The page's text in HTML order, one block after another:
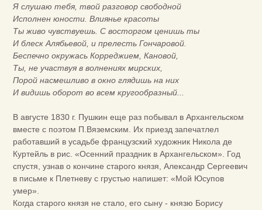
Я слушаю тебя, твой разговор свободной
Исполнен юности. Влиянье красоты
Ты живо чувствуешь. С восторгом ценишь ты
И блеск Алябьевой, и прелесть Гончаровой.
Беспечно окружась Корреджием, Кановой,
Ты, не участвуя в волнениях мирских,
Порой насмешливо в окно глядишь на них
И видишь оборот во всем кругообразный...
В августе 1830 г. Пушкин еще раз побывал в Архангельском
вместе с поэтом П.Вяземским. Их приезд запечатлел
работавший в усадьбе французский художник Никола де
Куртейль в рис. «Осенний праздник в Архангельском». Год
спустя, узнав о кончине старого князя, Александр Сергеевич
в письме к Плетневу с грустью напишет: «Мой Юсупов
умер».
Когда старого князя не стало, его сыну - князю Борису